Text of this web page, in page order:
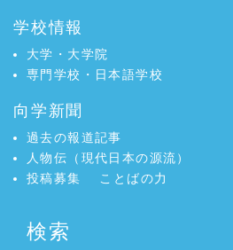
学校情報
大学・大学院
専門学校・日本語学校
向学新聞
過去の報道記事
人物伝（現代日本の源流）
投稿募集
ことばの力
検索